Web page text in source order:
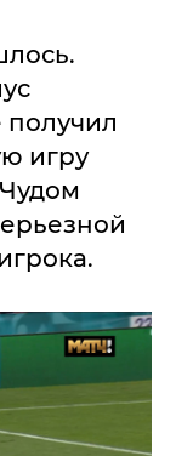
игру